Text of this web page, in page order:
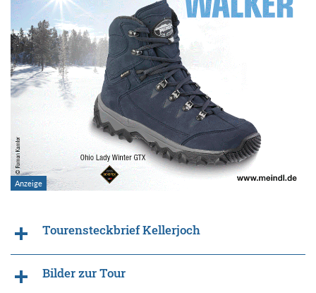
Tourensteckbrief Kellerjoch
Bilder zur Tour